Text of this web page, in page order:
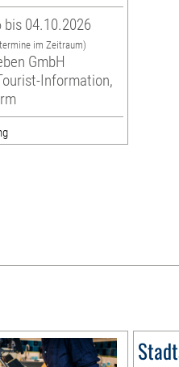
bis 04.10.2026
im Zeitraum)
GmbH
Information,